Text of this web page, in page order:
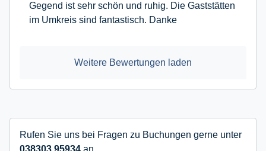
Gegend ist sehr schön und ruhig. Die Gaststätten
im Umkreis sind fantastisch. Danke
Weitere Bewertungen laden
Rufen Sie uns bei Fragen zu Buchungen gerne unter